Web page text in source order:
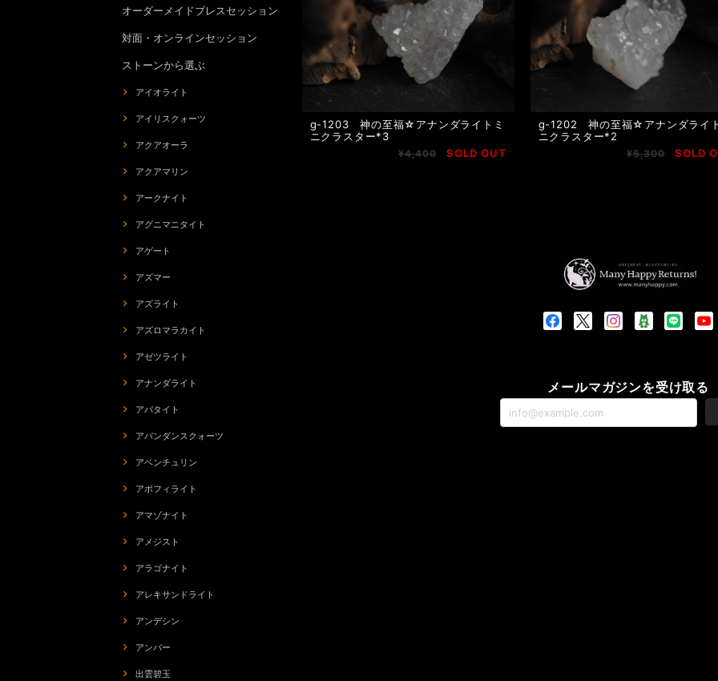
オーダーメイドブレスセッション
対面・オンラインセッション
ストーンから選ぶ
アイオライト
アイリスクォーツ
アクアオーラ
アクアマリン
アークナイト
アグニマニタイト
アゲート
アズマー
アズライト
アズロマラカイト
アゼツライト
アナンダライト
アパタイト
アバンダンスクォーツ
アベンチュリン
アポフィライト
アマゾナイト
アメジスト
アラゴナイト
アレキサンドライト
アンデシン
アンバー
出雲碧玉
g-1203 神の至福☆アナンダライトミ
ニクラスター*3
¥4,400 SOLD OUT
g-1202 神の至福☆アナンダライ
ニクラスター*2
¥5,300 SOLD
メールマガジンを受け取る